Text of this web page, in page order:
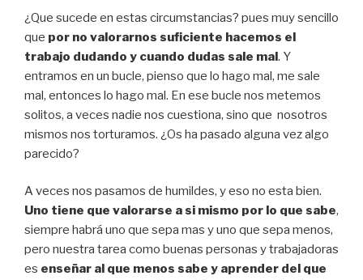
¿Que sucede en estas circumstancias? pues muy sencillo
que por no valorarnos suficiente hacemos el
trabajo dudando y cuando dudas sale mal. Y
entramos en un bucle, pienso que lo hago mal, me sale
mal, entonces lo hago mal. En ese bucle nos metemos
solitos, a veces nadie nos cuestiona, sino que nosotros
mismos nos torturamos. ¿Os ha pasado alguna vez algo
parecido?
A veces nos pasamos de humildes, y eso no esta bien.
Uno tiene que valorarse a si mismo por lo que sabe,
siempre habrá uno que sepa mas y uno que sepa menos,
pero nuestra tarea como buenas personas y trabajadoras
es enseñar al que menos sabe y aprender del que